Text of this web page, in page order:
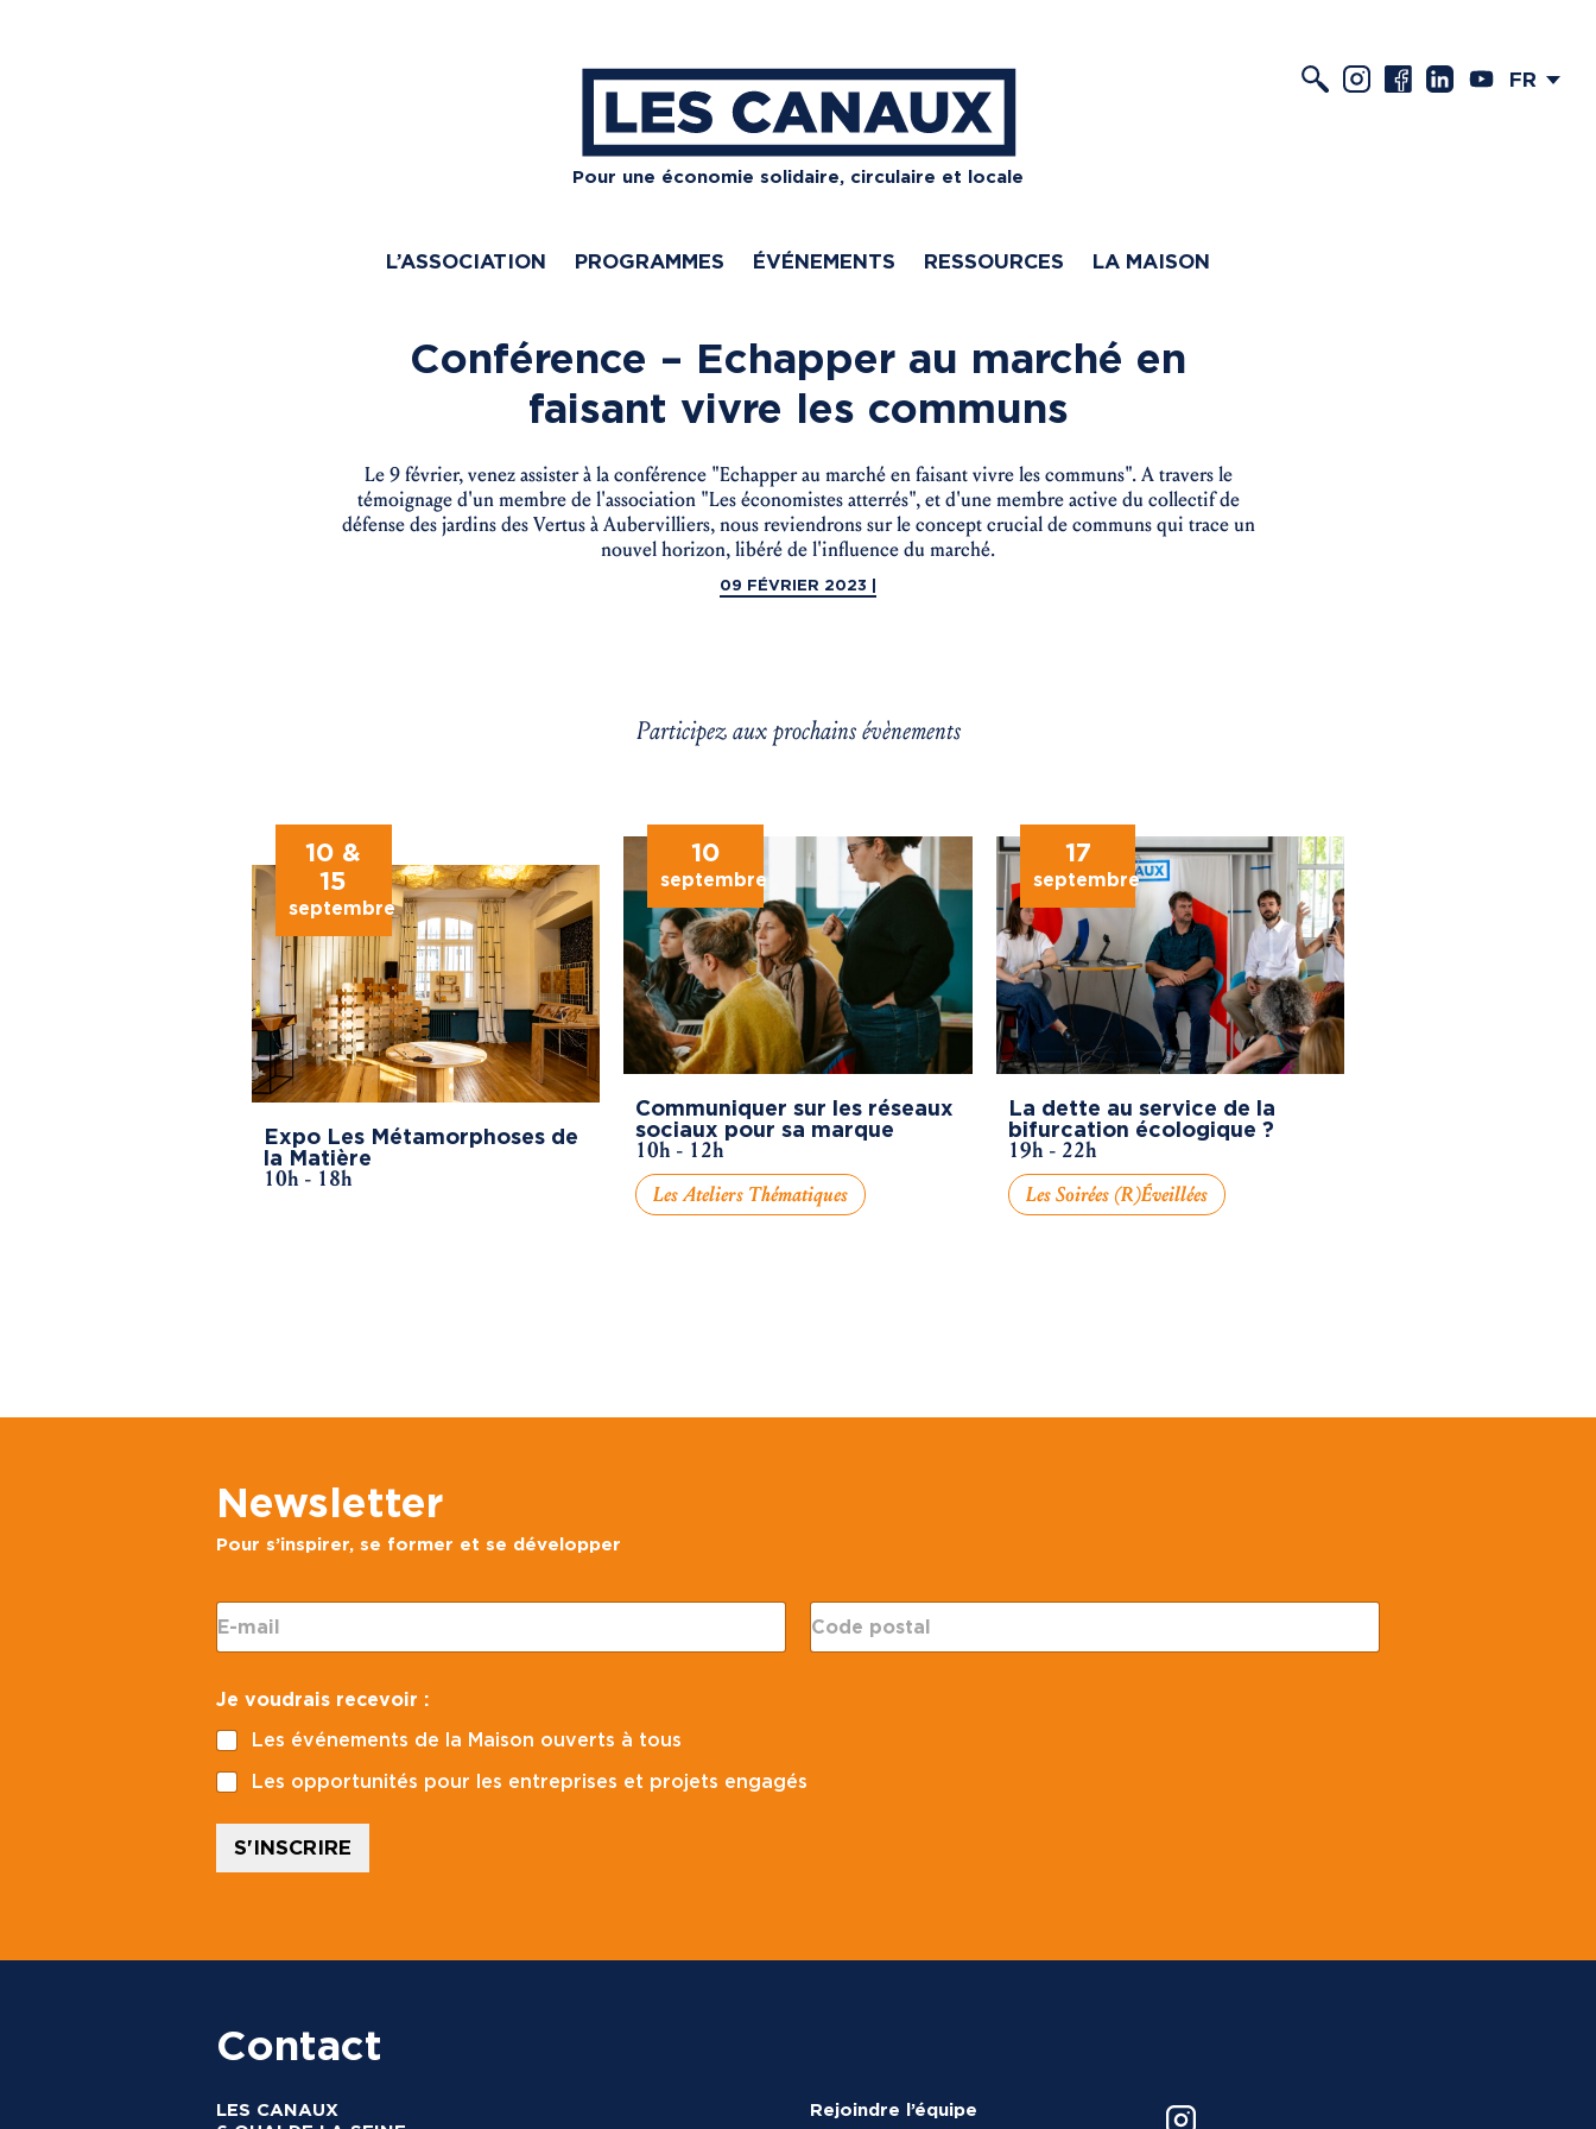
Pour une économie solidaire, circulaire et locale
L’ASSOCIATION PROGRAMMES ÉVÉNEMENTS RESSOURCES LA MAISON
FR
Conférence – Echapper au marché en
faisant vivre les communs
Le 9 février, venez assister à la conférence "Echapper au marché en faisant vivre les communs". A travers le
témoignage d'un membre de l'association "Les économistes atterrés", et d'une membre active du collectif de
défense des jardins des Vertus à Aubervilliers, nous reviendrons sur le concept crucial de communs qui trace un
nouvel horizon, libéré de l'influence du marché.
09 FÉVRIER 2023 |
Participez aux prochains évènements
10 &
15
septembre
Expo Les Métamorphoses de
la Matière
10h - 18h
10
septembre
Communiquer sur les réseaux
sociaux pour sa marque
10h - 12h
Les Ateliers Thématiques
17
septembre
La dette au service de la
bifurcation écologique ?
19h - 22h
Les Soirées (R)éveillées
Newsletter
Pour s’inspirer, se former et se développer
E
-
m
i
l
*
C
o
d
o
s
t
a
l
Je voudrais recevoir :
Les événements de la Maison ouverts à tous
Les opportunités pour les entreprises et projets engagés
S'INSCRIRE
Contact
LES CANAUX
Rejoindre l’équipe